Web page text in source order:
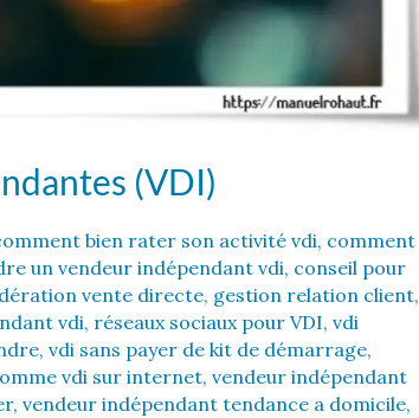
(VDI)
bien rater son activité vdi, comment
un vendeur indépendant vdi, conseil pour
vente directe, gestion relation client,
vdi, réseaux sociaux pour VDI, vdi
, vdi sans payer de kit de démarrage,
vdi sur internet, vendeur indépendant
, vendeur indépendant tendance a domicile,